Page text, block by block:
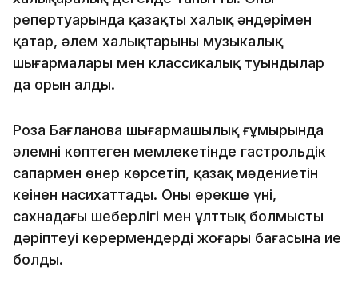
репертуарында қазақтың халық әндерімен
қатар, әлем халықтарының музыкалық
шығармалары мен классикалық туындылар
да орын алды.
Роза Бағланова шығармашылық ғұмырында
әлемнің көптеген мемлекетінде гастрольдік
сапармен өнер көрсетіп, қазақ мәдениетін
кеңінен насихаттады. Оның ерекше үні,
сахнадағы шеберлігі мен ұлттық болмысты
дәріптеуі көрермендердің жоғары бағасына ие
болды.